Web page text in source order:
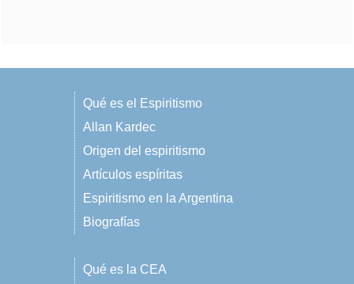
Qué es el Espiritismo
Allan Kardec
Origen del espiritismo
Artículos espíritas
Espiritismo en la Argentina
Biografías
Qué es la CEA